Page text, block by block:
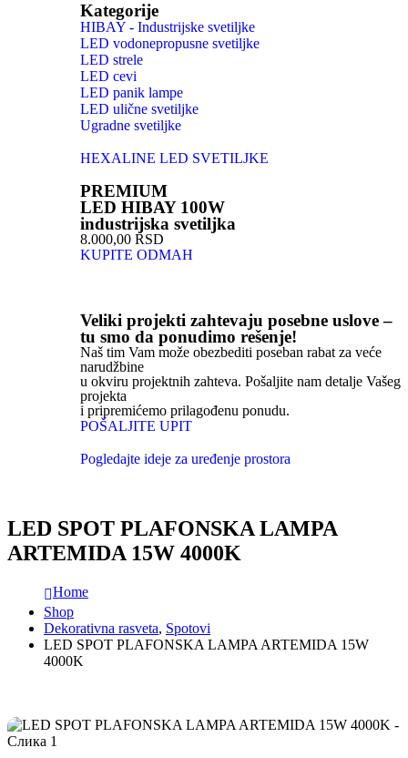
Kategorije
HIBAY - Industrijske svetiljke
LED vodonepropusne svetiljke
LED strele
LED cevi
LED panik lampe
LED ulične svetiljke
Ugradne svetiljke
HEXALINE LED SVETILJKE
PREMIUM
LED HIBAY 100W
industrijska svetiljka
8.000,00 RSD
KUPITE ODMAH
Veliki projekti zahtevaju posebne uslove –
tu smo da ponudimo rešenje!
Naš tim Vam može obezbediti poseban rabat za veće
narudžbine
u okviru projektnih zahteva. Pošaljite nam detalje Vašeg
projekta
i pripremićemo prilagođenu ponudu.
POŠALJITE UPIT
Pogledajte ideje za uređenje prostora
LED SPOT PLAFONSKA LAMPA
ARTEMIDA 15W 4000K
Home
Shop
Dekorativna rasveta, Spotovi
LED SPOT PLAFONSKA LAMPA ARTEMIDA 15W
4000K